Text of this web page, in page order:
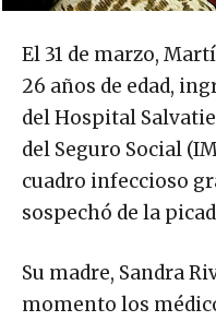
El 31 de marzo,
26 años de edad,
del Hospital
del Seguro Social
cuadro infeccioso
sospechó de la
Su madre, Sandra
momento los